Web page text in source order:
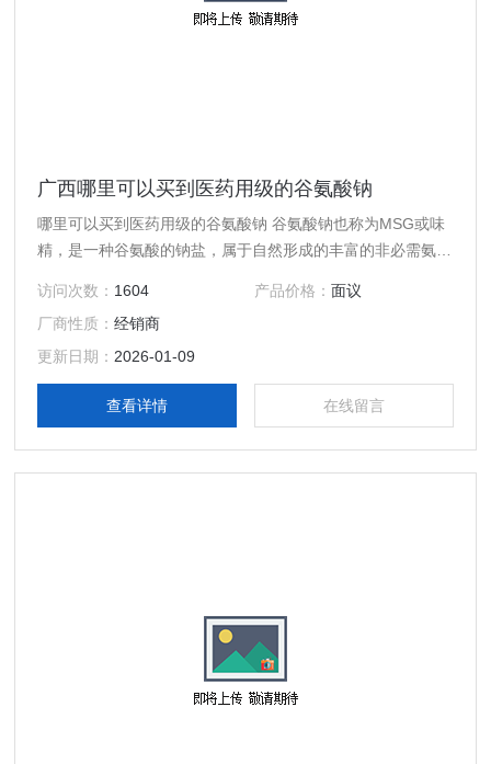
广西哪里可以买到医药用级的谷氨酸钠
哪里可以买到医药用级的谷氨酸钠 谷氨酸钠也称为MSG或味
精，是一种谷氨酸的钠盐，属于自然形成的丰富的非必需氨基
142-47-2 缩写：MS 化学式 ：C5H8NNaO4
访问次数： 1604 产品价格： 面议
厂商性质：经销商
更新日期： 2026-01-09
查看详情 在线留言